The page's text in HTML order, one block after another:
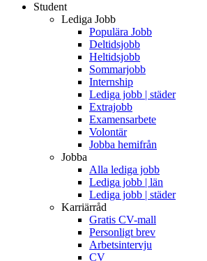
Student
Lediga Jobb
Populära Jobb
Deltidsjobb
Heltidsjobb
Sommarjobb
Internship
Lediga jobb | städer
Extrajobb
Examensarbete
Volontär
Jobba hemifrån
Jobba
Alla lediga jobb
Lediga jobb | län
Lediga jobb | städer
Karriärråd
Gratis CV-mall
Personligt brev
Arbetsintervju
CV